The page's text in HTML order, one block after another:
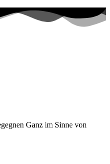
Ganz im Sinne von